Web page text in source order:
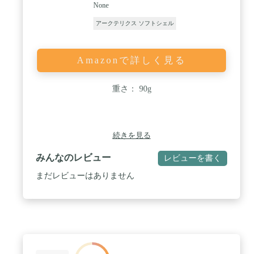
None
アークテリクス ソフトシェル
Amazonで詳しく見る
重さ： 90g
続きを見る
みんなのレビュー レビューを書く
まだレビューはありません